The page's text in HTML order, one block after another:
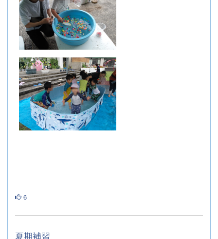
6
夏期補習